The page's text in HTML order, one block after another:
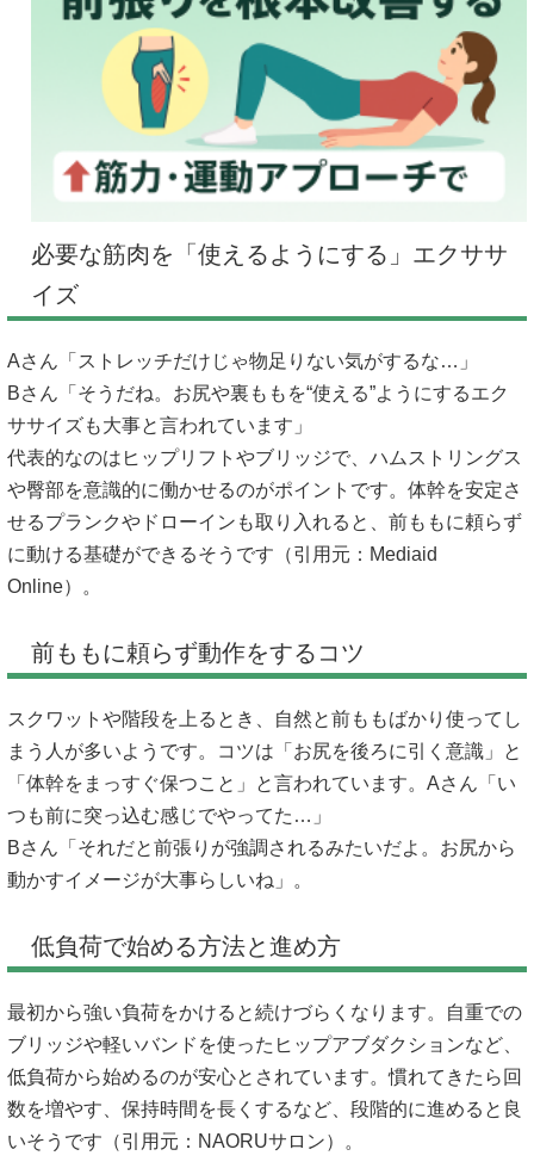
必要な筋肉を「使えるようにする」エクササ
イズ
Aさん「ストレッチだけじゃ物足りない気がするな…」
Bさん「そうだね。お尻や裏ももを“使える”ようにするエク
ササイズも大事と言われています」
代表的なのはヒップリフトやブリッジで、ハムストリングス
や臀部を意識的に働かせるのがポイントです。体幹を安定さ
せるプランクやドローインも取り入れると、前ももに頼らず
に動ける基礎ができるそうです（引用元： Mediaid
Online）。
前ももに頼らず動作をするコツ
スクワットや階段を上るとき、自然と前ももばかり使ってし
まう人が多いようです。コツは「お尻を後ろに引く意識」と
「体幹をまっすぐ保つこと」と言われています。Aさん「い
つも前に突っ込む感じでやってた…」
Bさん「それだと前張りが強調されるみたいだよ。お尻から
動かすイメージが大事らしいね」。
低負荷で始める方法と進め方
最初から強い負荷をかけると続けづらくなります。自重での
ブリッジや軽いバンドを使ったヒップアブダクションなど、
低負荷から始めるのが安心とされています。慣れてきたら回
数を増やす、保持時間を長くするなど、段階的に進めると良
いそうです（引用元： NAORUサロン）。